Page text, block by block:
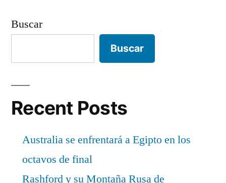
Buscar
Buscar
Recent Posts
Australia se enfrentará a Egipto en los
octavos de final
Rashford y su Montaña Rusa de